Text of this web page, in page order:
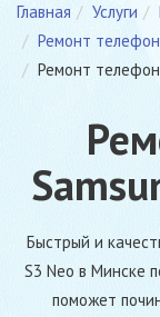
Главная Услуги
Ремонт
Ремонт
Быстрый и
S3 Neo в Минске
поможет